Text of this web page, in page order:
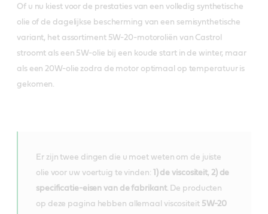
Of u nu kiest voor de prestaties van een volledig synthetische
olie of de dagelijkse bescherming van een semisynthetische
variant, het assortiment 5W-20-motoroliën van Castrol
stroomt als een 5W-olie bij een koude start in de winter, maar
als een 20W-olie zodra de motor optimaal op temperatuur is
gekomen.
Er zijn twee dingen die u moet weten om de juiste
olie voor uw voertuig te vinden: 1) de viscositeit, 2) de
specificatie-eisen van de fabrikant. De producten
op deze pagina hebben allemaal viscositeit 5W-20